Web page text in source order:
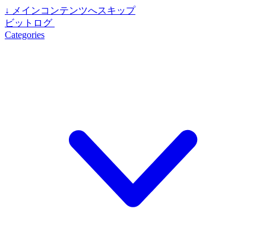
↓ メインコンテンツへスキップ
ビットログ
Categories